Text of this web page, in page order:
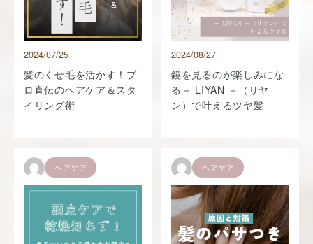
2024/07/25
髪のくせ毛を活かす！プ
ロ直伝のヘアケア＆スタ
イリング術
2024/08/27
鏡を見るのが楽しみにな
る－ LIYAN －（リヤ
ン）で叶えるツヤ髪
ヘアケア ヘアケア